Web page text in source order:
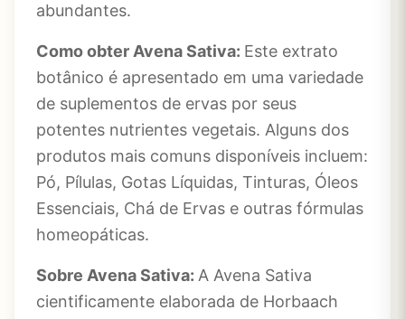
abundantes.
Como obter Avena Sativa: Este extrato
botânico é apresentado em uma variedade
de suplementos de ervas por seus
potentes nutrientes vegetais. Alguns dos
produtos mais comuns disponíveis incluem:
Pó, Pílulas, Gotas Líquidas, Tinturas, Óleos
Essenciais, Chá de Ervas e outras fórmulas
homeopáticas.
Sobre Avena Sativa: A Avena Sativa
cientificamente elaborada de Horbaach